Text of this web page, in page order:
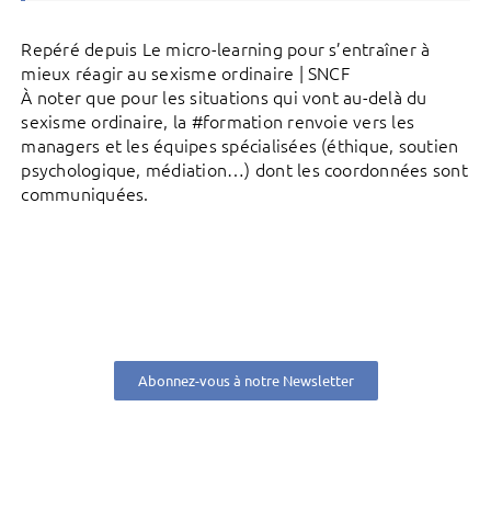
Repéré depuis Le micro-learning pour s’entraîner à
mieux réagir au sexisme ordinaire | SNCF
À noter que pour les situations qui vont au-delà du
sexisme ordinaire, la #formation renvoie vers les
managers et les équipes spécialisées (éthique, soutien
psychologique, médiation…) dont les coordonnées sont
communiquées.
Abonnez-vous à notre Newsletter